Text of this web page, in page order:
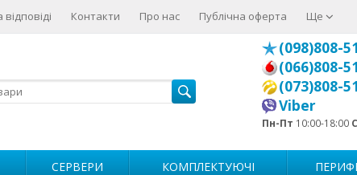
Контакти Про нас Публічна оферта Ще
(098)808-
(066)808-
(073)808-
Viber
Пн-Пт 10:00-18:00
СЕРВЕРИ КОМПЛЕКТУЮЧІ